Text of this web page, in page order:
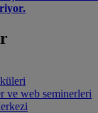
ve web seminerleri